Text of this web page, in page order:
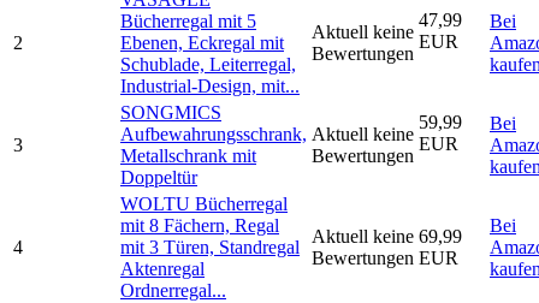
2
Bücherregal mit 5
Ebenen, Eckregal mit
Schublade, Leiterregal,
Industrial-Design, mit...
Aktuell keine
Bewertungen
47,99
EUR
Bei
3
SONGMICS
Aufbewahrungsschrank,
Metallschrank mit
Doppeltür
Aktuell keine
Bewertungen
59,99
EUR
Bei
4
WOLTU Bücherregal
mit 8 Fächern, Regal
mit 3 Türen, Standregal
Aktenregal
Ordnerregal...
Aktuell keine
Bewertungen
69,99
EUR
Bei